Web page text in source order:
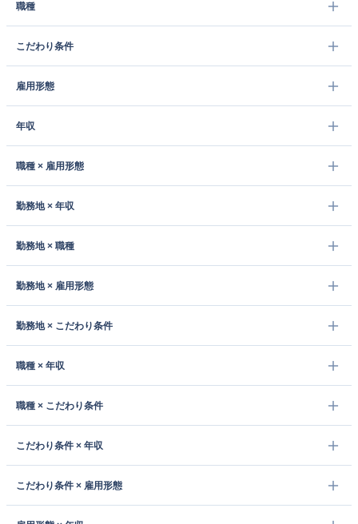
職種
こだわり条件
雇用形態
年収
職種 × 雇用形態
勤務地 × 年収
勤務地 × 職種
勤務地 × 雇用形態
勤務地 × こだわり条件
職種 × 年収
職種 × こだわり条件
こだわり条件 × 年収
こだわり条件 × 雇用形態